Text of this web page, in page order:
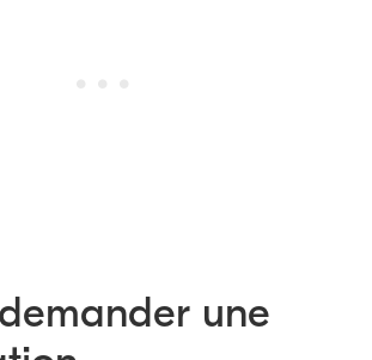
une